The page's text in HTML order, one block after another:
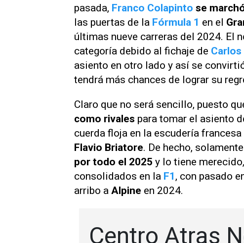
pasada, Franco Colapinto se
las puertas de la Fórmula 1 en el
últimas nueve carreras del 2024. El
categoría debido al fichaje de Carlos
asiento en otro lado y así se
tendrá más chances de lograr su
Claro que no será sencillo, puesto
como rivales para tomar el asiento
cuerda floja en la escudería
Flavio Briatore. De hecho, solamente
por todo el 2025 y lo tiene
consolidados en la F1 , con pasado
arribo a Alpine en 2024.